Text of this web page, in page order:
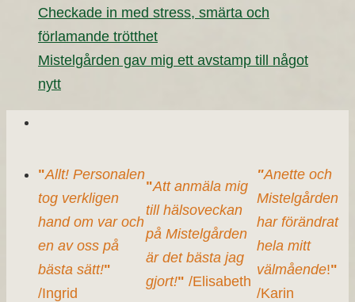
Checkade in med stress, smärta och
förlamande trötthet
Mistelgården gav mig ett avstamp till något
nytt
"Allt! Personalen
tog verkligen
hand om var och
en av oss på
bästa sätt!"
/Ingrid
"Att anmäla mig
till hälsoveckan
på Mistelgården
är det bästa jag
gjort!" /Elisabeth
"Anette och
Mistelgården
har förändrat
hela mitt
välmående!"
/Karin